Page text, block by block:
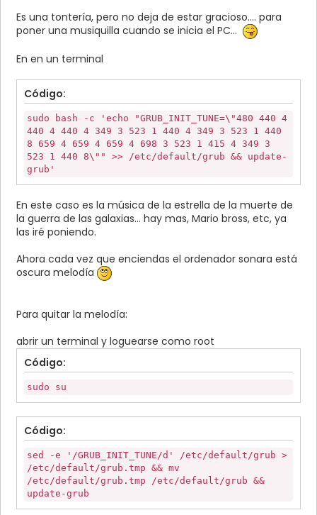
Es una tontería, pero no deja de estar gracioso.... para
poner una musiquilla cuando se inicia el PC...
En en un terminal
Código:
sudo bash -c 'echo "GRUB_INIT_TUNE=\"480 440 4
440 4 440 4 349 3 523 1 440 4 349 3 523 1 440
8 659 4 659 4 659 4 698 3 523 1 415 4 349 3
523 1 440 8\"" >> /etc/default/grub && update-
grub'
En este caso es la música de la estrella de la muerte de
la guerra de las galaxias... hay mas, Mario bross, etc, ya
las iré poniendo.
Ahora cada vez que enciendas el ordenador sonara está
oscura melodía
Para quitar la melodía:
abrir un terminal y loguearse como root
Código:
sudo su
Código:
sed -e '/GRUB_INIT_TUNE/d' /etc/default/grub >
/etc/default/grub.tmp && mv
/etc/default/grub.tmp /etc/default/grub &&
update-grub